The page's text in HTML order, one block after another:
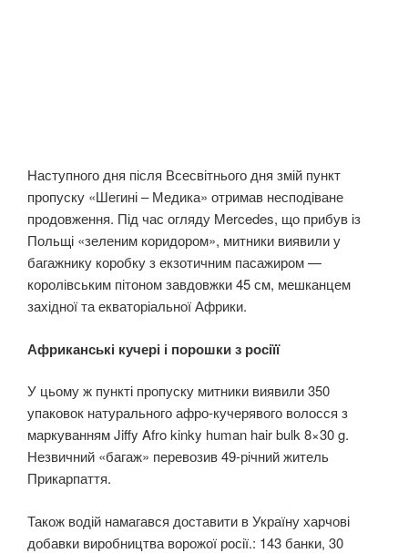
Наступного дня після Всесвітнього дня змій пункт
пропуску «Шегині – Медика» отримав несподіване
продовження. Під час огляду Mercedes, що прибув із
Польщі «зеленим коридором», митники виявили у
багажнику коробку з екзотичним пасажиром —
королівським пітоном завдовжки 45 см, мешканцем
західної та екваторіальної Африки.
Африканські кучері і порошки з росіїї
У цьому ж пункті пропуску митники виявили 350
упаковок натурального афро-кучерявого волосся з
маркуванням Jiffy Afro kinky human hair bulk 8×30 g.
Незвичний «багаж» перевозив 49-річний житель
Прикарпаття.
Також водій намагався доставити в Україну харчові
добавки виробництва ворожої росії.: 143 банки, 30